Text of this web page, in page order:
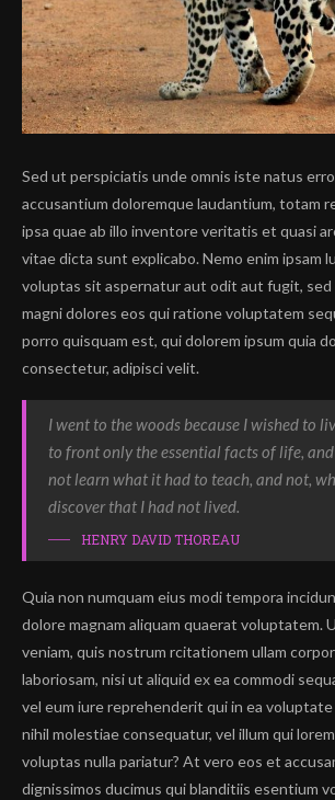
Sed ut perspiciatis unde omnis iste natus
accusantium doloremque laudantium, totam
ipsa quae ab illo inventore veritatis et quasi
vitae dicta sunt explicabo. Nemo enim ipsam
voluptas sit aspernatur aut odit aut fugit,
magni dolores eos qui ratione voluptatem
porro quisquam est, qui dolorem ipsum quia
consectetur, adipisci velit.
I went to the woods because I wished to
to front only the essential facts of life,
not learn what it had to teach, and not,
discover that I had not lived.
HENRY DAVID THOREAU
Quia non numquam eius modi tempora
dolore magnam aliquam quaerat voluptatem.
veniam, quis nostrum rcitationem ullam
laboriosam, nisi ut aliquid ex ea commodi
vel eum iure reprehenderit qui in ea
nihil molestiae consequatur, vel illum qui
voluptas nulla pariatur? At vero eos et
dignissimos ducimus qui blanditiis esentium